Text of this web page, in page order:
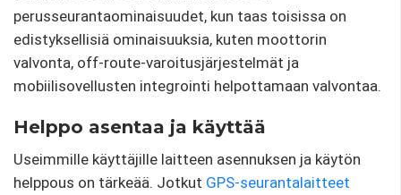
perusseurantaominaisuudet, kun taas toisissa on
edistyksellisiä ominaisuuksia, kuten moottorin
valvonta, off-route-varoitusjärjestelmät ja
mobiilisovellusten integrointi helpottamaan valvontaa.
Helppo asentaa ja käyttää
Useimmille käyttäjille laitteen asennuksen ja käytön
helppous on tärkeää. Jotkut GPS-seurantalaitteet